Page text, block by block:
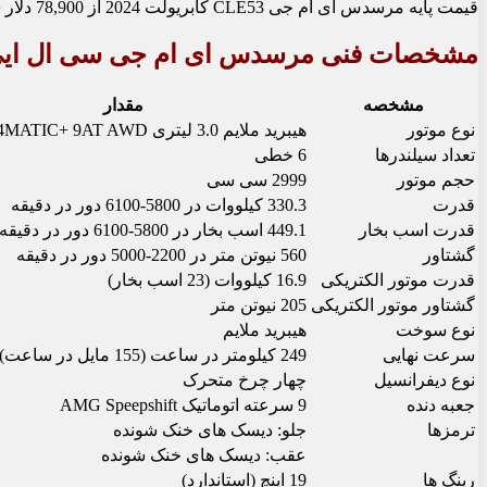
قیمت پایه مرسدس ای ام جی CLE53 کابریولت 2024 از 78,900 دلار شروع می شود.
مشخصات فنی مرسدس ای ام جی سی ال ایی 53 کابریولت
مشخصه
مقدار
نوع موتور
هیبرید ملایم 3.0 لیتری MHEV 4MATIC+ 9AT AWD
تعداد سیلندرها
6 خطی
حجم موتور
2999 سی سی
قدرت
330.3 کیلووات در 5800-6100 دور در دقیقه
قدرت اسب بخار
449.1 اسب بخار در 5800-6100 دور در دقیقه
گشتاور
560 نیوتن متر در 2200-5000 دور در دقیقه
قدرت موتور الکتریکی
16.9 کیلووات (23 اسب بخار)
گشتاور موتور الکتریکی 205 نیوتن متر
نوع سوخت
هیبرید ملایم
سرعت نهایی
249 کیلومتر در ساعت (155 مایل در ساعت)
نوع دیفرانسیل
چهار چرخ متحرک
جعبه دنده
9 سرعته اتوماتیک AMG Speepshift
ترمزها
جلو: دیسک های خنک شونده
عقب: دیسک های خنک شونده
رینگ ها
19 اینچ (استاندارد)